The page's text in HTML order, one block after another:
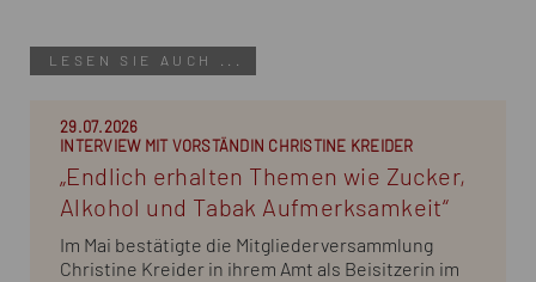
LESEN SIE AUCH ...
29.07.2026
INTERVIEW MIT VORSTÄNDIN CHRISTINE KREIDER
„Endlich erhalten Themen wie Zucker,
Alkohol und Tabak Aufmerksamkeit“
Im Mai bestätigte die Mitgliederversammlung
Christine Kreider in ihrem Amt als Beisitzerin im